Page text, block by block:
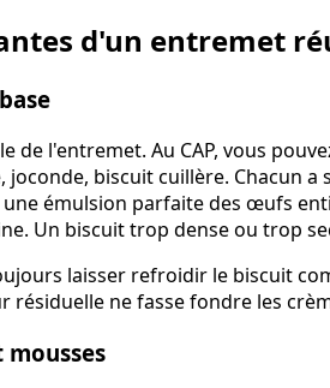
d'un entremet
de l'entremet. Au CAP, vous
joconde, biscuit cuillère. Chacun
émulsion parfaite des œufs
Un biscuit trop dense ou trop
laisser refroidir le biscuit
résiduelle ne fasse fondre les
mousses